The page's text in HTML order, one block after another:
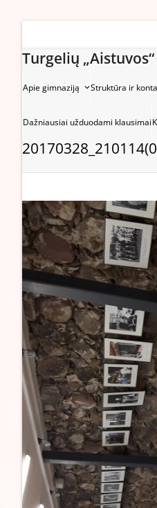
Turgelių
Apie gimnaziją Struktūra ir
Dažniausiai užduodami klausimai